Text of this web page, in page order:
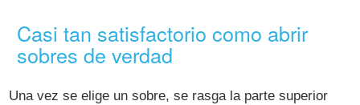
Casi tan satisfactorio como abrir
sobres de verdad
Una vez se elige un sobre, se rasga la parte superior